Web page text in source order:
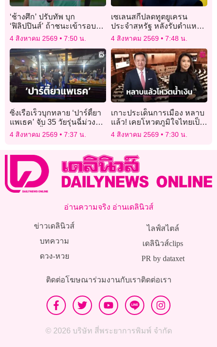
‘ช้างศึก’ ปรับทัพ บุก
‘ฟิลิปปินส์’ ถ้าชนะเข้ารอบ
บอลอาเซียนคัพ
4 สิงหาคม 2569 7:50 น.
เซเลนสกีปลดทูตยูเครน
ประจำสหรัฐ หลังรับตำแหน่ง
ไม่ถึงหนึ่งปี
4 สิงหาคม 2569 7:48 น.
ซิ่งเรือเร็วบุกทลาย ‘ปาร์ตี้ยา
แพเธค’ จับ 35 วัยรุ่นฉี่ม่วง
กลางแม่น้ำแควน้อย
4 สิงหาคม 2569 7:37 น.
เกาะประเด็นการเมือง หลาบ
แล้ว! เคยโหวตภูมิใจไทยเป็น
รัฐบาล
4 สิงหาคม 2569 7:30 น.
อ่านความจริง อ่านเดลินิวส์
ข่าวเดลินิวส์
บทความ
ดวง-หวย
ไลฟ์สไตล์
เดลินิวส์clips
PR by dataxet
ติดต่อโฆษณาร่วมงานกับเราติดต่อเรา
© 2026 บริษัท สี่พระยาการพิมพ์ จำกัด